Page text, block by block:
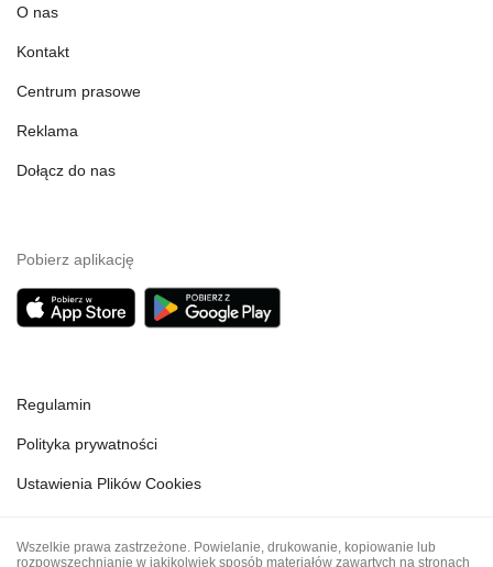
O nas
Kontakt
Centrum prasowe
Reklama
Dołącz do nas
Pobierz aplikację
Regulamin
Polityka prywatności
Ustawienia Plików Cookies
Wszelkie prawa zastrzeżone. Powielanie, drukowanie, kopiowanie lub
rozpowszechnianie w jakikolwiek sposób materiałów zawartych na stronach